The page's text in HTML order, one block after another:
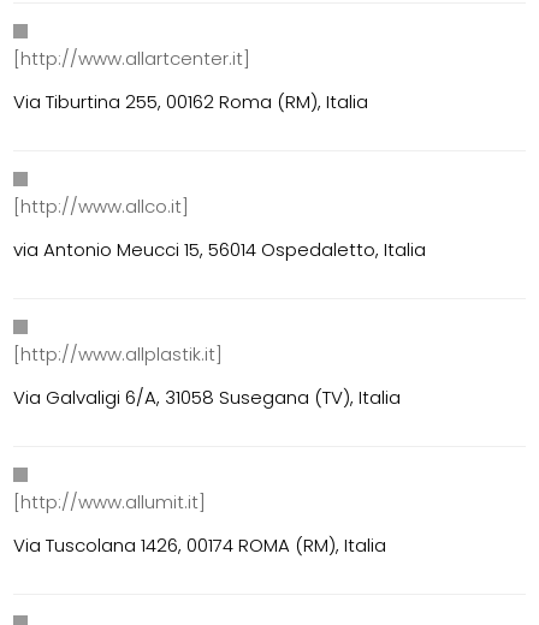
[http://www.allartcenter.it]
Via Tiburtina 255, 00162 Roma (RM), Italia
[http://www.allco.it]
via Antonio Meucci 15, 56014 Ospedaletto, Italia
[http://www.allplastik.it]
Via Galvaligi 6/A, 31058 Susegana (TV), Italia
[http://www.allumit.it]
Via Tuscolana 1426, 00174 ROMA (RM), Italia